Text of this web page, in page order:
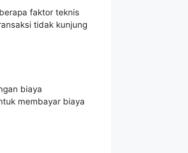
faktor teknis
tidak kunjung
biaya
membayar biaya